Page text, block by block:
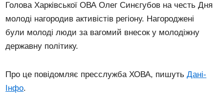
Голова Харківської ОВА Олег Синєгубов на честь Дня
молоді нагородив активістів регіону. Нагороджені
були молоді люди за вагомий внесок у молодіжну
державну політику.
Про це повідомляє пресслужба ХОВА, пишутьДані-
Інфо.